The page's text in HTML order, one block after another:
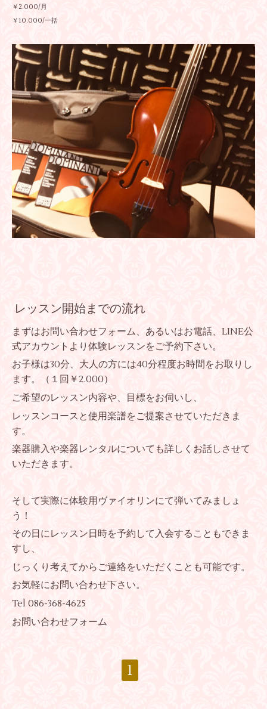
￥2.000/月
￥10.000/一括
レッスン開始までの流れ
まずはお問い合わせフォーム、あるいはお電話、LINE公
式アカウントより体験レッスンをご予約下さい。
お子様は30分、大人の方には40分程度お時間をお取りし
ます。（１回￥2.000）
ご希望のレッスン内容や、目標をお伺いし、
レッスンコースと使用楽譜をご提案させていただきま
す。
楽器購入や楽器レンタルについても詳しくお話しさせて
いただきます。
そして実際に体験用ヴァイオリンにて弾いてみましょ
う！
その日にレッスン日時を予約して入会することもできま
すし、
じっくり考えてからご連絡をいただくことも可能です。
お気軽にお問い合わせ下さい。
Tel 086-368-4625
お問い合わせフォーム
1